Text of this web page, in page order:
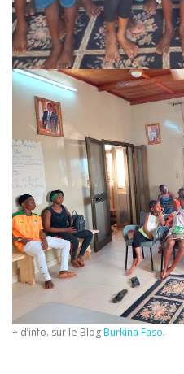
+ d’info. sur le BlogBurkina Faso.